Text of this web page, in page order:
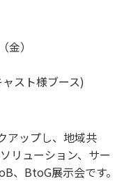
）
スト様ブース)
アップし、地域共
リューション、サー
、BtoG展示会です。